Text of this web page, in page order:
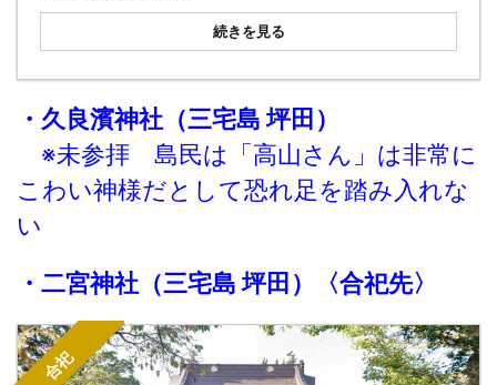
続きを見る
・ 久良濱神社 （三宅島 坪田 ）
※未参拝 島民は「高山さん」は非常に
こわい神様だとして恐れ足を踏み入れな
い
・ 二宮神社 （三宅島 坪田 ）〈合祀先〉
合祀